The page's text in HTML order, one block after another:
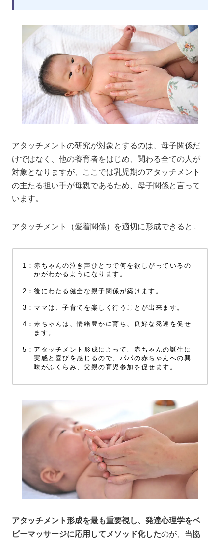
アタッチメントの研究が対象とするのは、母子関係だ
けではなく、他の養育者をはじめ、関わる全ての人が
対象となりますが、ここでは乳児期のアタッチメント
の主たる担い手が母親であるため、母子関係と言って
います。
アタッチメント（愛着関係）を適切に形成できると...
1：赤ちゃんの泣き声ひとつで何を欲しがっているの
かがわかるようになります。
2：後にわたる健全な親子関係が築けます。
3： ママは、子育てを楽しく行うことが出来ます。
4：赤ちゃんは、情緒豊かに育ち、良好な発達を促せ
ます。
5： アタッチメント形成によって、赤ちゃんの誕生に
実感と喜びを感じるので、パパの赤ちゃんへの興
味がふくらみ、父親の育児参加を促せます。
アタッチメント形成を最も重要視し、発達心理学をベ
ビーマッサージに応用してメソッド化したのが、当協